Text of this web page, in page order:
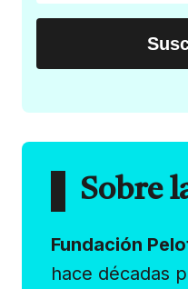
Sobre
Fundación
hace décadas